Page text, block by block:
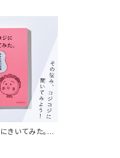
きいてみた。モ
くらももこ